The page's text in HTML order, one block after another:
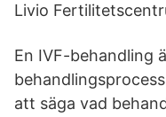
Livio
En IVF-behandling
att säga vad